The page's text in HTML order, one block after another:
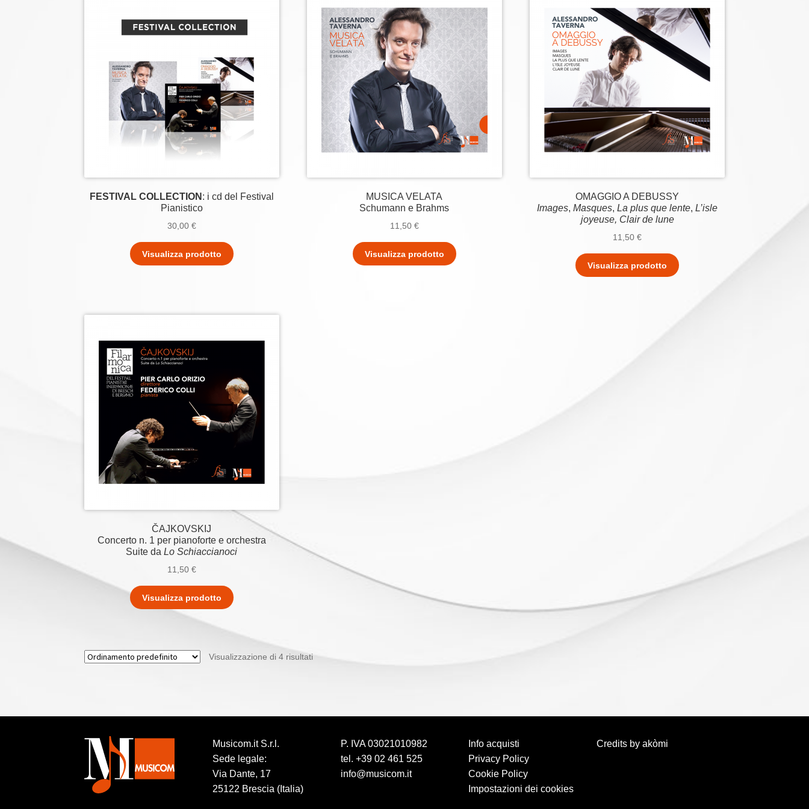
FESTIVAL COLLECTION : i cd del Festival
Pianistico
30,00 €
Visualizza prodotto
MUSICA VELATA
Schumann e Brahms
11,50 €
Visualizza prodotto
OMAGGIO A DEBUSSY
Images,Masques,La plus que lente,L’isle
joyeuse, Clair de lune
11,50€
Visualizza prodotto
ČAJKOVSKIJ
Concerto n. 1 per pianoforte e orchestra
Suite daLo Schiaccianoci
11,50 €
Visualizza prodotto
Visualizzazione di 4 risultati
Musicom.it S.r.l.
Sede legale:
Via Dante, 17
25122 Brescia (Italia)
P. IVA 03021010982
tel. +39 02 461 525
info@musicom.it
Info acquisti
Privacy Policy
Cookie Policy
Impostazioni dei cookies
Credits byakòmi